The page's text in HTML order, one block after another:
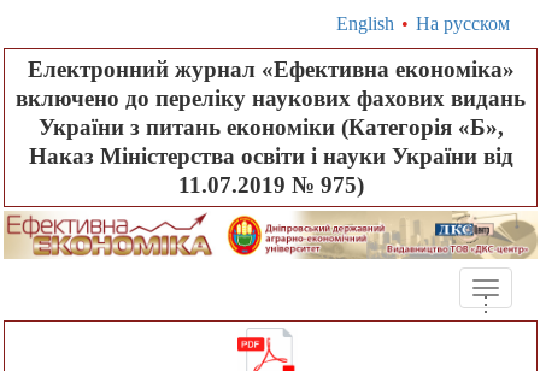
English • На русском
Електронний журнал «Ефективна економіка»
включено до переліку наукових фахових видань
України з питань економіки (Категорія «Б»,
Наказ Міністерства освіти і науки України від
11.07.2019 № 975)
Toggle
...